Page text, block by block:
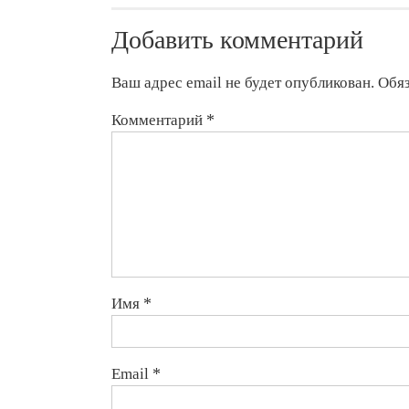
Добавить комментарий
Ваш адрес email не будет опубликован.
Комментарий *
Имя *
Email *